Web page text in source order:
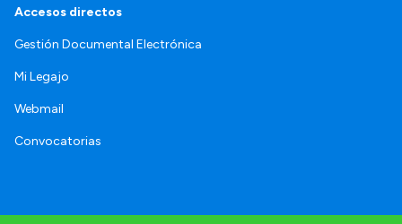
Accesos directos
Gestión Documental Electrónica
Mi Legajo
Webmail
Convocatorias